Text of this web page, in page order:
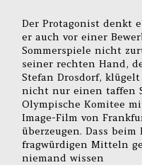
Der Protagonist denkt
er auch vor einer
Sommerspiele nicht
seiner rechten Hand,
Stefan Drosdorf,
nicht nur einen taffen
Olympische Komitee
Image-Film von
überzeugen. Dass
fragwürdigen Mitteln
niemand wissen